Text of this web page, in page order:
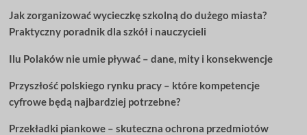
zrozumieć
telefony
Jak zorganizować wycieczkę szkolną do dużego miasta?
Praktyczny poradnik dla szkół i nauczycieli
Ilu Polaków nie umie pływać – dane, mity i konsekwencje
Przyszłość polskiego rynku pracy – które kompetencje
cyfrowe będą najbardziej potrzebne?
Przekładki piankowe – skuteczna ochrona przedmiotów